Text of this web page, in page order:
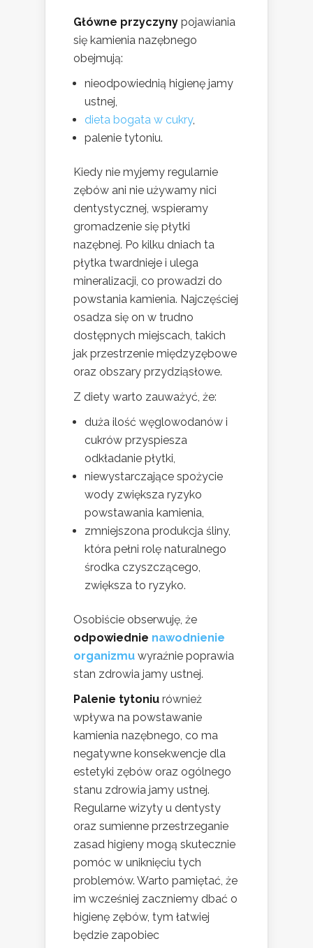
Główne przyczyny pojawiania
się kamienia nazębnego
obejmują:
nieodpowiednią higienę jamy
ustnej,
dieta bogata w cukry,
palenie tytoniu.
Kiedy nie myjemy regularnie
zębów ani nie używamy nici
dentystycznej, wspieramy
gromadzenie się płytki
nazębnej. Po kilku dniach ta
płytka twardnieje i ulega
mineralizacji, co prowadzi do
powstania kamienia. Najczęściej
osadza się on w trudno
dostępnych miejscach, takich
jak przestrzenie międzyzębowe
oraz obszary przydziąsłowe.
Z diety warto zauważyć, że:
duża ilość węglowodanów i
cukrów przyspiesza
odkładanie płytki,
niewystarczające spożycie
wody zwiększa ryzyko
powstawania kamienia,
zmniejszona produkcja śliny,
która pełni rolę naturalnego
środka czyszczącego,
zwiększa to ryzyko.
Osobiście obserwuję, że
odpowiednie nawodnienie
organizmu wyraźnie poprawia
stan zdrowia jamy ustnej.
Palenie tytoniu również
wpływa na powstawanie
kamienia nazębnego, co ma
negatywne konsekwencje dla
estetyki zębów oraz ogólnego
stanu zdrowia jamy ustnej.
Regularne wizyty u dentysty
oraz sumienne przestrzeganie
zasad higieny mogą skutecznie
pomóc w uniknięciu tych
problemów. Warto pamiętać, że
im wcześniej zaczniemy dbać o
higienę zębów, tym łatwiej
będzie zapobiec